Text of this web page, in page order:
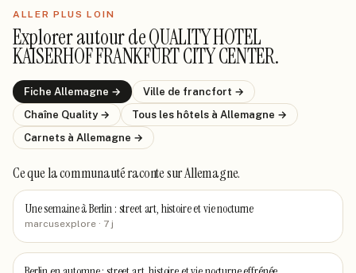
ALLER PLUS LOIN
Explorer autour deQUALITY HOTEL
KAISERHOF FRANKFURT CITY CENTER.
Fiche Allemagne → Ville de francfort →
Chaîne Quality→ Tous les hôtels à Allemagne →
Carnets à Allemagne →
Ce que la communauté racontesur Allemagne.
Une semaine à Berlin : street art, histoire et vie nocturne
marcusexplore · 7 j